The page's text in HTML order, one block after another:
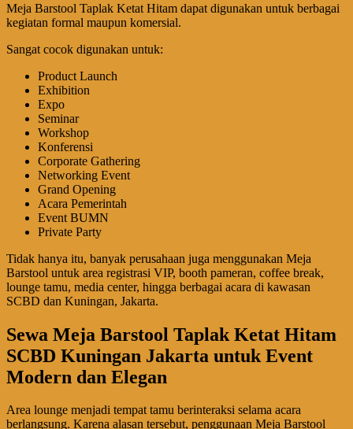
Meja Barstool Taplak Ketat Hitam dapat digunakan untuk berbagai
kegiatan formal maupun komersial.
Sangat cocok digunakan untuk:
Product Launch
Exhibition
Expo
Seminar
Workshop
Konferensi
Corporate Gathering
Networking Event
Grand Opening
Acara Pemerintah
Event BUMN
Private Party
Tidak hanya itu, banyak perusahaan juga menggunakan Meja
Barstool untuk area registrasi VIP, booth pameran, coffee break,
lounge tamu, media center, hingga berbagai acara di kawasan
SCBD dan Kuningan, Jakarta.
Sewa Meja Barstool Taplak Ketat Hitam
SCBD Kuningan Jakarta untuk Event
Modern dan Elegan
Area lounge menjadi tempat tamu berinteraksi selama acara
berlangsung. Karena alasan tersebut, penggunaan Meja Barstool